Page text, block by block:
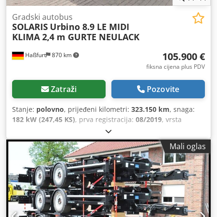
Haßfurt 870 km
Gradski autobus
SOLARIS Urbino 8.9 LE MIDI
KLIMA 2,4 m GURTE NEULACK
105.900 €
fiksna cijena plus PDV
Zatraži Pozovite
Stanje: polovno, prijeđeni kilometri: 323.150 km, snaga:
182 kW (247,45 KS), prva registracija: 08/2019, vrsta
25, tip prijenosa:
emisijska klasa:Euro 6, boja:bijela, kočnice:retarder,
Oprema:ABS, grijač za parkiranje, klima-uređaj ,Mali oglas